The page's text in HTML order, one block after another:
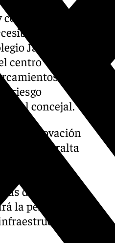
con
Jacaranda,
centro
del
riesgo
el concejal.
la renovación
Luis Peralta
de
debido a la
la pena